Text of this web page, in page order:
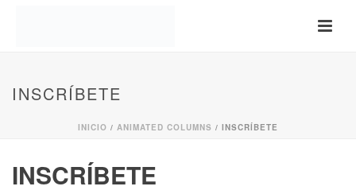
INSCRÍBETE
INICIO / ANIMATED COLUMNS / INSCRÍBETE
INSCRÍBETE